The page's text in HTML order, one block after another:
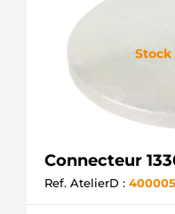
Connecteur
Ref. AtelierD :